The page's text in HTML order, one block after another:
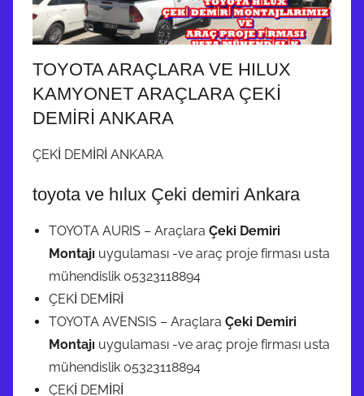
TOYOTA ARAÇLARA VE HILUX
KAMYONET ARAÇLARA ÇEKİ
DEMİRİ ANKARA
ÇEKİ DEMİRİ ANKARA
toyota ve hılux Çeki demiri Ankara
TOYOTA AURIS – Araçlara Çeki Demiri
Montajı uygulaması -ve araç proje firması usta
mühendislik 05323118894
ÇEKİ DEMİRİ
TOYOTA AVENSIS – Araçlara Çeki Demiri
Montajı uygulaması -ve araç proje firması usta
mühendislik 05323118894
ÇEKİ DEMİRİ